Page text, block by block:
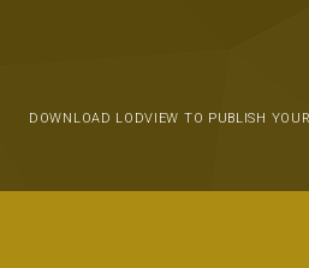
DOWNLOAD LODVIEW TO PUBLISH